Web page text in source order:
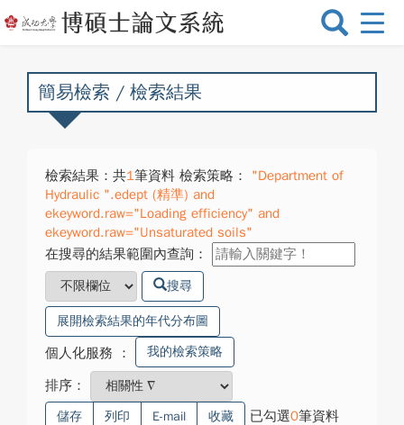
選
換
簡易檢索 / 檢索結果
檢索結果：共1筆資料 檢索策略：
"Department of
Hydraulic ".edept (精準) and
ekeyword.raw="Loading efficiency" and
ekeyword.raw="Unsaturated soils"
在搜尋的結果範圍內查詢：
搜尋
展開檢索結果的年代分布圖
個人化服務 ： 我的檢索策略
排序：
儲存 列印 E-mail 收藏 已勾選0筆資料